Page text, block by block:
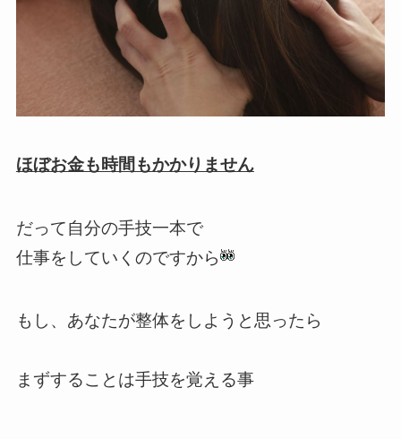
ほぼお金も時間もかかりません
だって自分の手技一本で
仕事をしていくのですから
もし、あなたが整体をしようと思ったら
まずすることは手技を覚える事